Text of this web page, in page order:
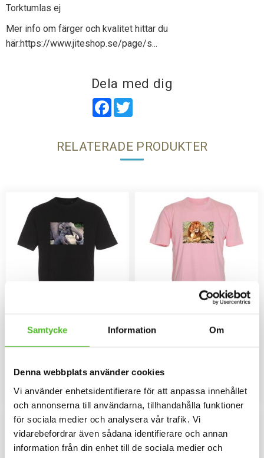
Samtycke Information Om
Denna webbplats använder cookies
Vi använder enhetsidentifierare för att anpassa innehållet
och annonserna till användarna, tillhandahålla funktioner
för sociala medier och analysera vår trafik. Vi
vidarebefordrar även sådana identifierare och annan
information från din enhet till de sociala medier och
Torktumlas ej
Mer info om färger och kvalitet hittar du
här:https://www.jiteshop.se/page/s...
Dela med dig
Facebook
RELATERADE PRODUKTER
T-shirt med Elefanter
17cm.
129 SEK
Lägg till i favoriter
INFO
T-shirt med Lejonfamilj
Lägg
INFO